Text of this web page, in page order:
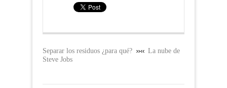
Separar los residuos ¿para qué?
La nube de
Steve Jobs